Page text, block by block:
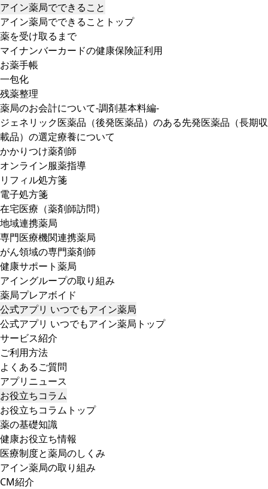
アイン薬局でできること
アイン薬局でできることトップ
薬を受け取るまで
マイナンバーカードの健康保険証利用
お薬手帳
一包化
残薬整理
薬局のお会計について-調剤基本料編-
ジェネリック医薬品（後発医薬品）のある先発医薬品（長期収
載品）の選定療養について
かかりつけ薬剤師
オンライン服薬指導
リフィル処方箋
電子処方箋
在宅医療（薬剤師訪問）
地域連携薬局
専門医療機関連携薬局
がん領域の専門薬剤師
健康サポート薬局
アイングループの取り組み
薬局プレアボイド
公式アプリ いつでもアイン薬局
公式アプリ いつでもアイン薬局トップ
サービス紹介
ご利用方法
よくあるご質問
アプリニュース
お役立ちコラム
お役立ちコラムトップ
薬の基礎知識
健康お役立ち情報
医療制度と薬局のしくみ
アイン薬局の取り組み
CM紹介